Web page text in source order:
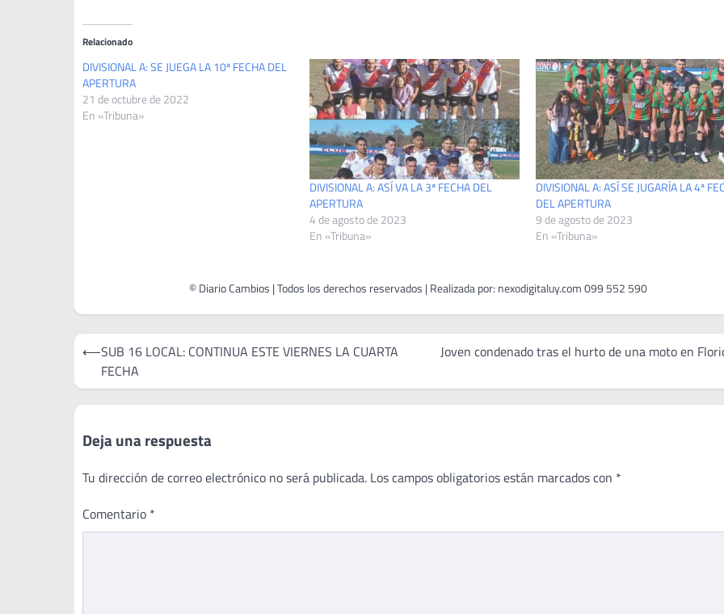
Relacionado
DIVISIONAL A: SE JUEGA LA 10ª FECHA DEL
APERTURA
21 de octubre de 2022
En «Tribuna»
DIVISIONAL A: ASÍ VA LA 3ª FECHA DEL
APERTURA
4 de agosto de 2023
En «Tribuna»
DIVISIONAL A: ASÍ SE JUGARÍA LA 4ª
DEL APERTURA
9 de agosto de 2023
En «Tribuna»
Navegación
entradas
⟵SUB 16 LOCAL: CONTINUA ESTE VIERNES LA CUARTA
FECHA
Joven condenado tras el hurto de una moto en
Deja una respuesta
Tu dirección de correo electrónico no será publicada. Los campos obligatorios están marcados con *
Comentario *